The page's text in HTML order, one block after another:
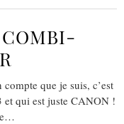
COMBI-
que je suis, c’est
et qui est juste CANON !